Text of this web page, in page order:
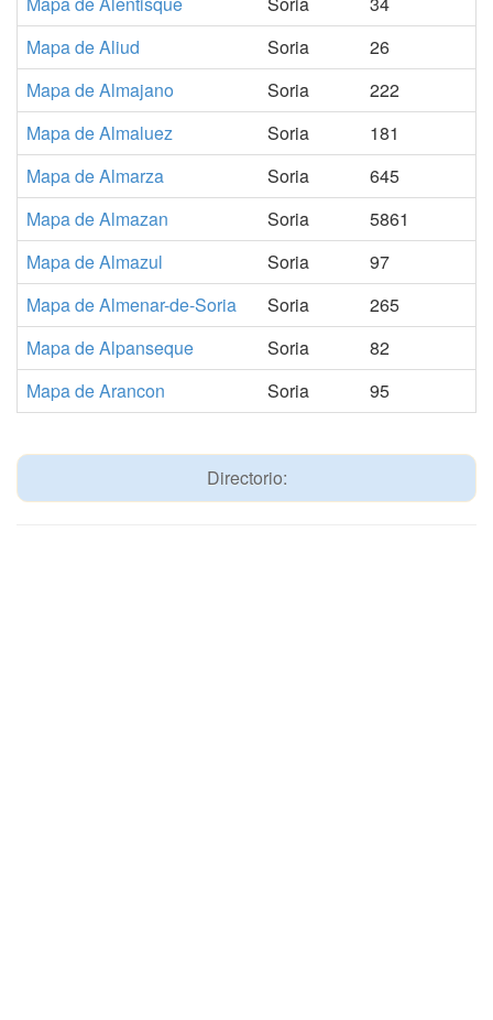
Mapa de Aliud
Soria
26
Mapa de Almajano
Soria
222
Mapa de Almaluez
Soria
181
Mapa de Almarza
Soria
645
Mapa de Almazan
Soria
5861
Mapa de Almazul
Soria
97
Mapa de Almenar-de-Soria
Soria
265
Mapa de Alpanseque
Soria
82
Mapa de Arancon
Soria 95
Directorio: